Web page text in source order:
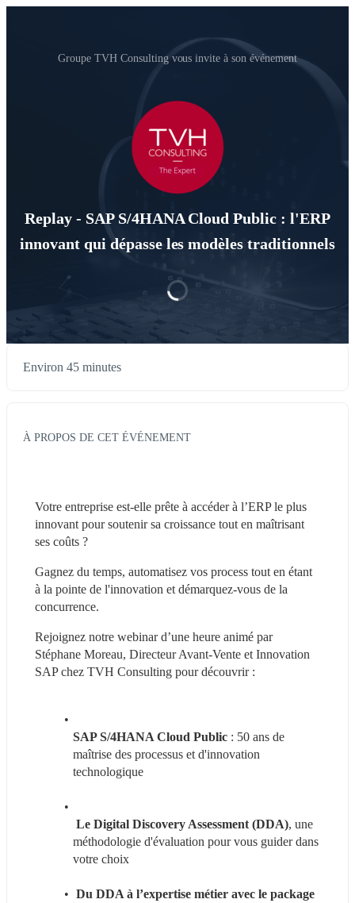
Groupe TVH Consulting vous invite à son événement
Replay - SAP S/4HANA Cloud Public : l'ERP
innovant qui dépasse les modèles traditionnels
Environ 45 minutes
À PROPOS DE CET ÉVÉNEMENT
Votre entreprise est-elle prête à accéder à l’ERP le plus
innovant pour soutenir sa croissance tout en maîtrisant
ses coûts ?
Gagnez du temps, automatisez vos process tout en étant
à la pointe de l'innovation et démarquez-vous de la
concurrence.
Rejoignez notre webinar d’une heure animé par
Stéphane Moreau, Directeur Avant-Vente et Innovation
SAP chez TVH Consulting pour découvrir :
SAP S/4HANA Cloud Public : 50 ans de
maîtrise des processus et d'innovation
technologique
Le Digital Discovery Assessment (DDA), une
méthodologie d'évaluation pour vous guider dans
votre choix
Du DDA à l’expertise métier avec le package